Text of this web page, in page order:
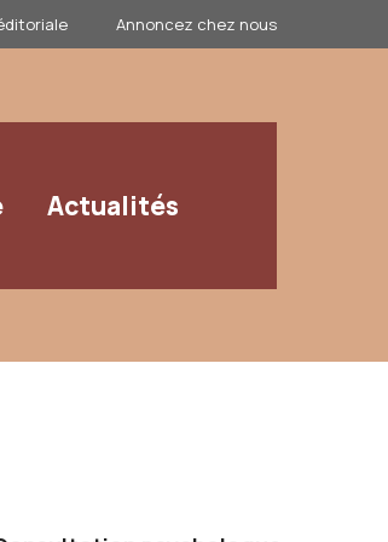
Annoncez chez nous
Actualités